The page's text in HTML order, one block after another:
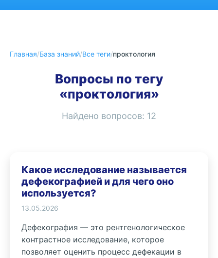
Главная/База знаний/Все теги/проктология
Вопросы по тегу
«проктология»
Найдено вопросов: 12
Какое исследование называется
дефекографией и для чего оно
используется?
13.05.2026
Дефекография — это рентгенологическое
контрастное исследование, которое
позволяет оценить процесс дефекации в